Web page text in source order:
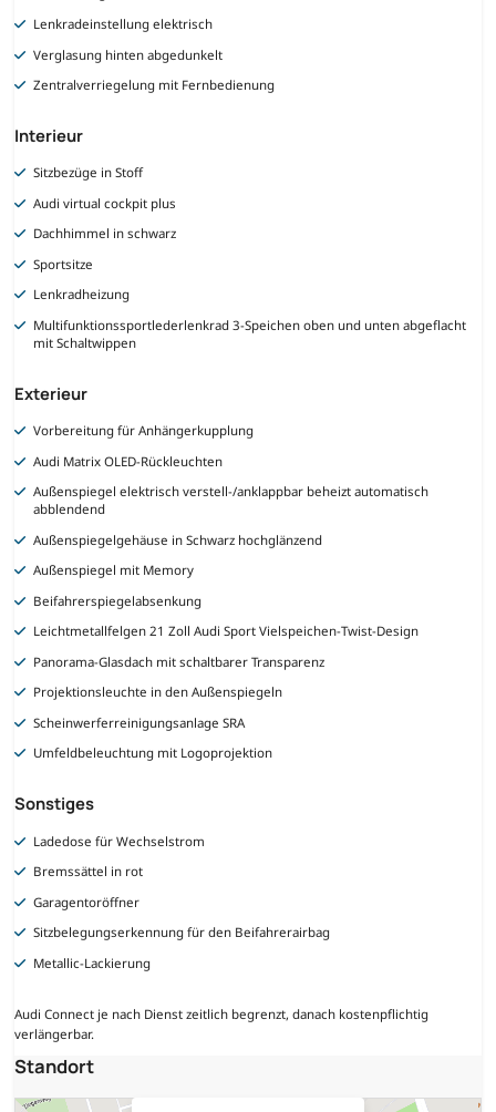
Lenkradeinstellung elektrisch
Verglasung hinten abgedunkelt
Zentralverriegelung mit Fernbedienung
Interieur
Sitzbezüge in Stoff
Audi virtual cockpit plus
Dachhimmel in schwarz
Sportsitze
Lenkradheizung
Multifunktionssportlederlenkrad 3-Speichen oben und unten abgeflacht
mit Schaltwippen
Exterieur
Vorbereitung für Anhängerkupplung
Audi Matrix OLED-Rückleuchten
Außenspiegel elektrisch verstell-/anklappbar beheizt automatisch
abblendend
Außenspiegelgehäuse in Schwarz hochglänzend
Außenspiegel mit Memory
Beifahrerspiegelabsenkung
Leichtmetallfelgen 21 Zoll Audi Sport Vielspeichen-Twist-Design
Panorama-Glasdach mit schaltbarer Transparenz
Projektionsleuchte in den Außenspiegeln
Scheinwerferreinigungsanlage SRA
Umfeldbeleuchtung mit Logoprojektion
Sonstiges
Ladedose für Wechselstrom
Bremssättel in rot
Garagentoröffner
Sitzbelegungserkennung für den Beifahrerairbag
Metallic-Lackierung
Audi Connect je nach Dienst zeitlich begrenzt, danach kostenpflichtig
verlängerbar.
Standort